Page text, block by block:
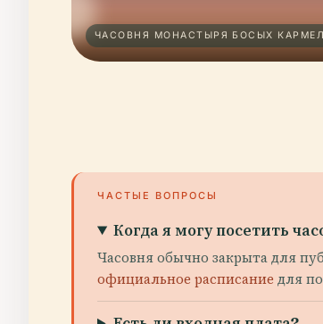
ЧАСОВНЯ МОНАСТЫРЯ БОСЫХ
ЧАСТЫЕ ВОПРОСЫ
Когда я могу посетить
Часовня обычно закрыта для
официальное расписание для